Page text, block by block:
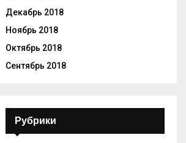
Декабрь 2018
Ноябрь 2018
Октябрь 2018
Сентябрь 2018
Рубрики